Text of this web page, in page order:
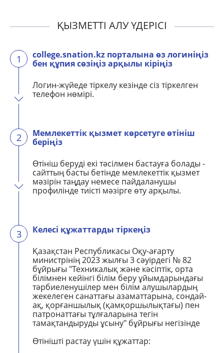
ҚЫЗМЕТТІ АЛУ ҮДЕРІСІ
1
college.snation.kz порталына өз логиніңіз
бен құпия сөзіңіз арқылы кіріңіз
Логин-жүйеде тіркелу кезінде сіз тіркелген
телефон нөмірі.
2
Мемлекеттік қызмет көрсетуге өтініш
беріңіз
Өтініш беруді екі тәсілмен бастауға болады -
сайттың басты бетінде мемлекеттік қызмет
мәзірін таңдау немесе пайдаланушы
профилінде тиісті мәзірге өту арқылы.
3
Келесі құжаттарды тіркеңіз
Қазақстан Республикасы Оқу-ағарту
министрінің 2023 жылғы 3 сәуірдегі № 82
бұйрығы "Техникалық және кәсіптік, орта
білімнен кейінгі білім беру ұйымдарындағы
тәрбиеленушілер мен білім алушылардың
жекелеген санаттағы азаматтарына, сондай-
ақ, қорғаншылық (қамқоршылықтағы) пен
патронаттағы тұлғаларына тегін
тамақтандыруды ұсыну" бұйрығы негізінде
Өтінішті растау үшін құжаттар: